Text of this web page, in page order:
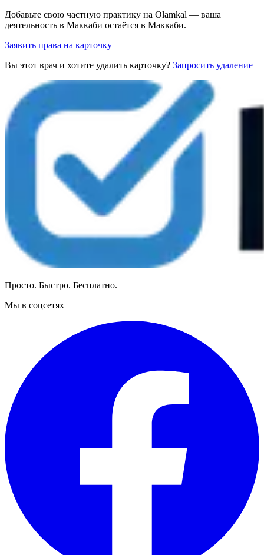
Добавьте свою частную практику на Olamkal — ваша
деятельность в Маккаби остаётся в Маккаби.
Заявить права на карточку
Вы этот врач и хотите удалить карточку? Запросить удаление
Просто. Быстро. Бесплатно.
Мы в соцсетях